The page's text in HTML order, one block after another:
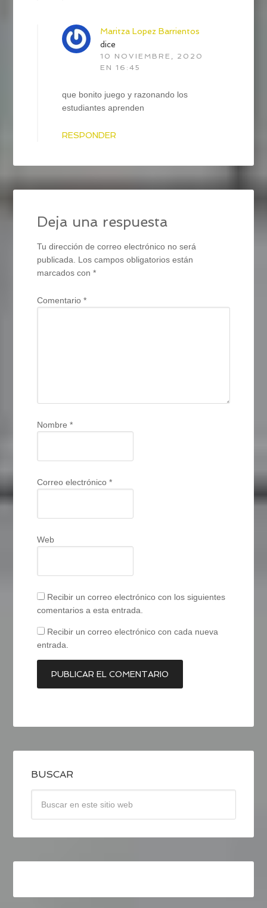
Maritza Lopez Barrientos
dice
10 NOVIEMBRE, 2020
EN 16:45
que bonito juego y razonando los
estudiantes aprenden
RESPONDER
Deja una respuesta
Tu dirección de correo electrónico no será
publicada.
Los campos obligatorios están
marcados con*
Comentario*
Nombre*
Correo electrónico*
Web
Recibir un correo electrónico con los siguientes
comentarios a esta entrada.
Recibir un correo electrónico con cada nueva
entrada.
BUSCAR